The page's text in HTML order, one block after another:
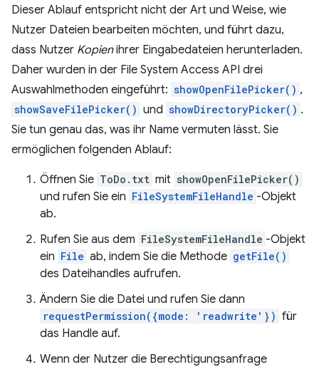
Dieser Ablauf entspricht nicht der Art und Weise, wie
Nutzer Dateien bearbeiten möchten, und führt dazu,
dass Nutzer Kopienihrer Eingabedateien herunterladen.
Daher wurden in der File System Access API drei
Auswahlmethoden eingeführt: showOpenFilePicker() ,
showSaveFilePicker() und showDirectoryPicker() .
Sie tun genau das, was ihr Name vermuten lässt. Sie
ermöglichen folgenden Ablauf:
Öffnen Sie ToDo.txt mit showOpenFilePicker()
und rufen Sie ein FileSystemFileHandle -Objekt
ab.
Rufen Sie aus dem FileSystemFileHandle -Objekt
ein File ab, indem Sie die Methode getFile()
des Dateihandles aufrufen.
Ändern Sie die Datei und rufen Sie dann
requestPermission({mode: 'readwrite'}) für
das Handle auf.
Wenn der Nutzer die Berechtigungsanfrage